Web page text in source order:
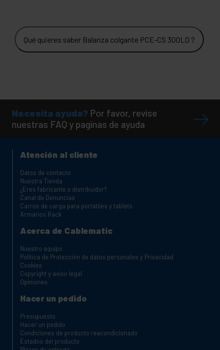
Qué quieres saber Balanza colgante PCE-CS 300LD ?
Necesita ayuda? Por favor, revise
nuestras FAQ y paginas de ayuda
Atención al cliente
Datos de contacto
Nuestra Tienda
¿Eres fabricante o distribuidor?
Canal de Denuncias
Carros de carga para portátiles y tablets
Armarios Rack
Acerca de Cablematic
Nuestro equipo
Política de Protección de datos personales y Privacidad
Cookies
Copyright y aviso legal
Opiniones
Hacer un pedido
Presupuesto
Hacer un pedido
Condiciones de producto reacondicionado
Estados del producto